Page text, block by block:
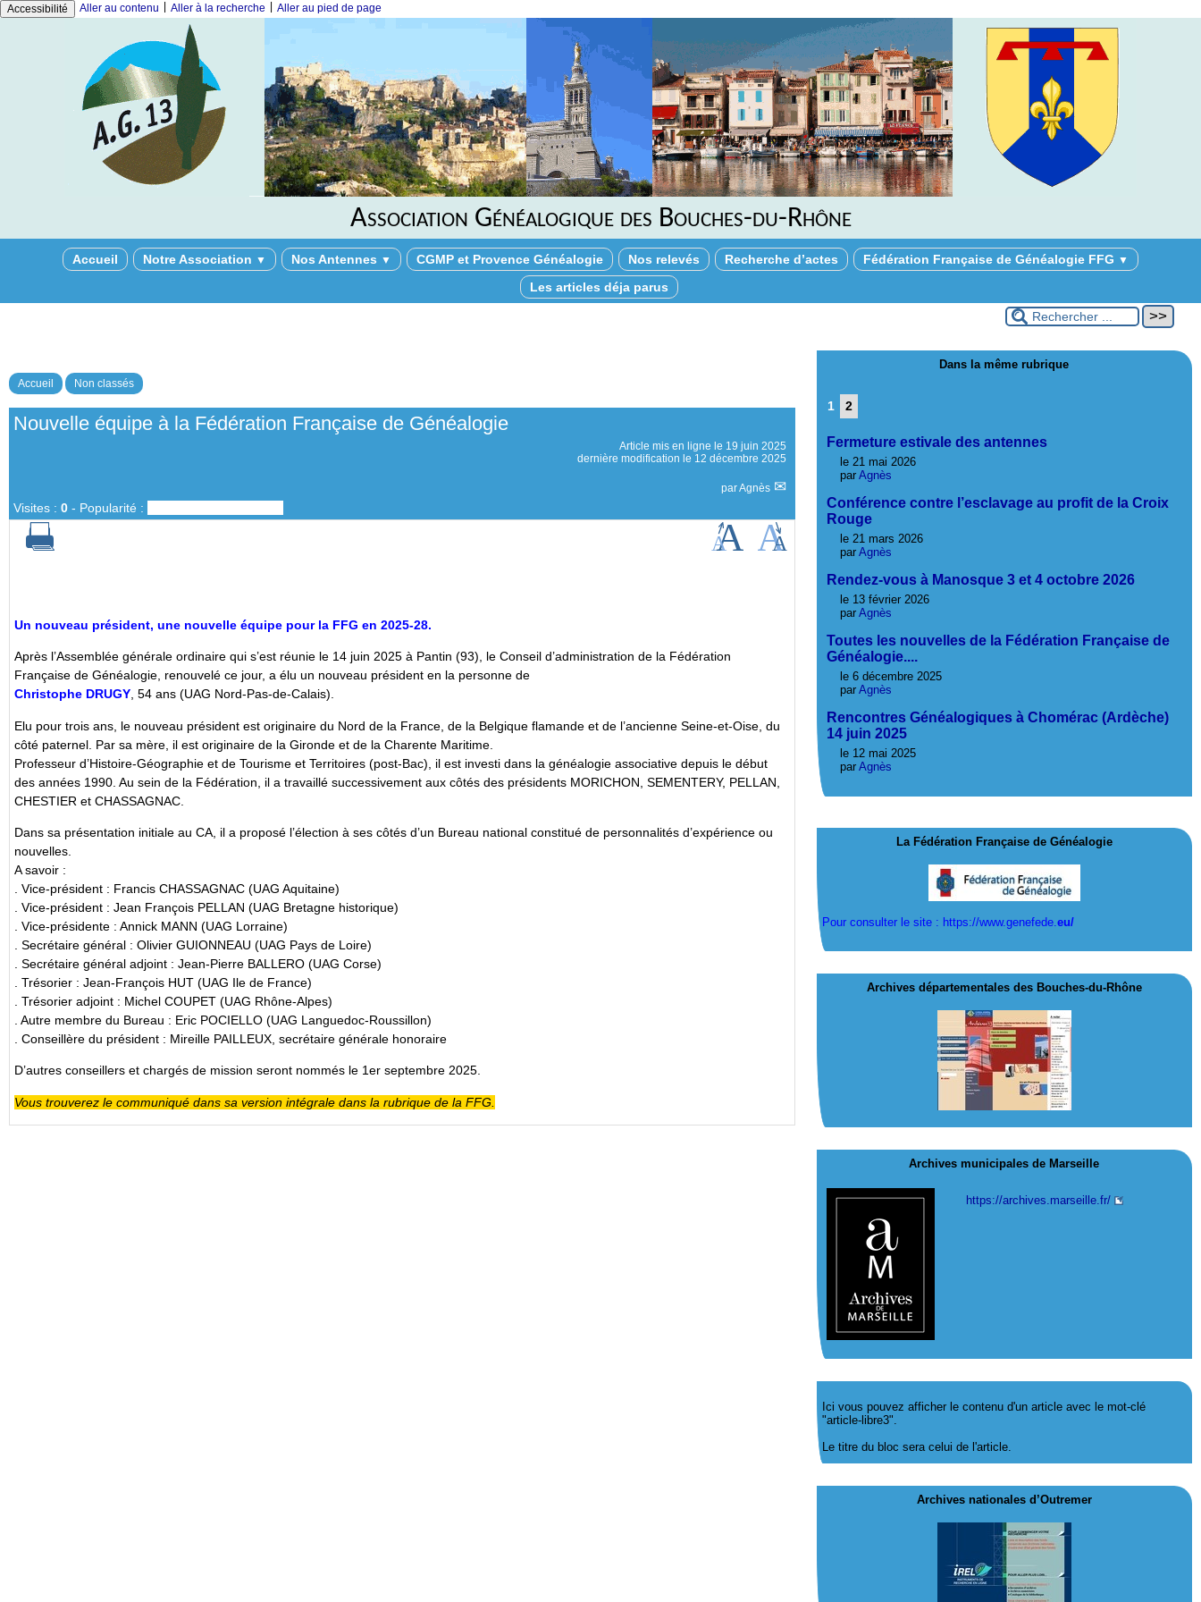
Accessibilité Aller au contenu Aller à la recherche Aller au pied de page
Association Généalogique des Bouches-du-Rhône
Accueil Notre Association ▼ Nos Antennes ▼ CGMP et Provence Généalogie Nos relevés Recherche d’actes Fédération Française de Généalogie FFG ▼
Les articles déja parus
Accueil Non classés
Nouvelle équipe à la Fédération Française de Généalogie
Article mis en ligne le 19 juin 2025
dernière modification le 12 décembre 2025
parAgnès
Visites : 0 - Popularité :
Un nouveau président, une nouvelle équipe pour la FFG en 2025-28.
Après l’Assemblée générale ordinaire qui s’est réunie le 14 juin 2025 à Pantin (93), le Conseil d’administration de la Fédération
Française de Généalogie, renouvelé ce jour, a élu un nouveau président en la personne de
Christophe DRUGY , 54 ans (UAG Nord-Pas-de-Calais).
Elu pour trois ans, le nouveau président est originaire du Nord de la France, de la Belgique flamande et de l’ancienne Seine-et-Oise, du
côté paternel. Par sa mère, il est originaire de la Gironde et de la Charente Maritime.
Professeur d’Histoire-Géographie et de Tourisme et Territoires (post-Bac), il est investi dans la généalogie associative depuis le début
des années 1990. Au sein de la Fédération, il a travaillé successivement aux côtés des présidents MORICHON, SEMENTERY, PELLAN,
CHESTIER et CHASSAGNAC.
Dans sa présentation initiale au CA, il a proposé l’élection à ses côtés d’un Bureau national constitué de personnalités d’expérience ou
nouvelles.
A savoir :
. Vice-président : Francis CHASSAGNAC (UAG Aquitaine)
. Vice-président : Jean François PELLAN (UAG Bretagne historique)
. Vice-présidente : Annick MANN (UAG Lorraine)
. Secrétaire général : Olivier GUIONNEAU (UAG Pays de Loire)
. Secrétaire général adjoint : Jean-Pierre BALLERO (UAG Corse)
. Trésorier : Jean-François HUT (UAG Ile de France)
. Trésorier adjoint : Michel COUPET (UAG Rhône-Alpes)
. Autre membre du Bureau : Eric POCIELLO (UAG Languedoc-Roussillon)
. Conseillère du président : Mireille PAILLEUX, secrétaire générale honoraire
D’autres conseillers et chargés de mission seront nommés le 1er septembre 2025.
Vous trouverez le communiqué dans sa version intégrale dans la rubrique de la FFG.
Dans la même rubrique
1 2
Fermeture estivale des antennes
le 21 mai 2026
par Agnès
Conférence contre l’esclavage au profit de la Croix
Rouge
le 21 mars 2026
par Agnès
Rendez-vous à Manosque 3 et 4 octobre 2026
le 13 février 2026
par Agnès
Toutes les nouvelles de la Fédération Française de
Généalogie....
le 6 décembre 2025
par Agnès
Rencontres Généalogiques à Chomérac (Ardèche)
14 juin 2025
le 12 mai 2025
par Agnès
La Fédération Française de Généalogie
Pour consulter le site : https://www.genefede.eu/
Archives départementales des Bouches-du-Rhône
Archives municipales de Marseille
https://archives.marseille.fr/
Ici vous pouvez afficher le contenu d'un article avec le mot-clé
"article-libre3".
Le titre du bloc sera celui de l'article.
Archives nationales d’Outremer